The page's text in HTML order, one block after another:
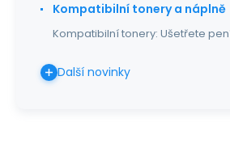
Kompatibilní tonery a náplně
Kompatibilní tonery: Ušetřete
Další novinky